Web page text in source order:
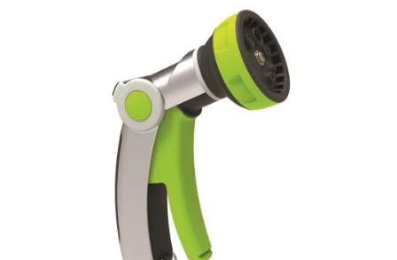
hvězdiček.